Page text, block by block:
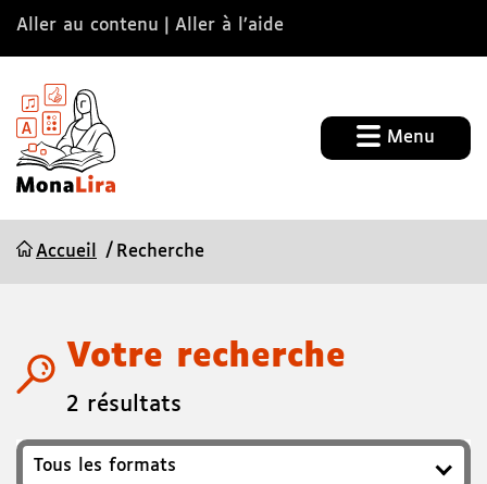
Aller au contenu Aller à l’aide
Menu
Accueil Recherche
Votre recherche
2 résultats
Format